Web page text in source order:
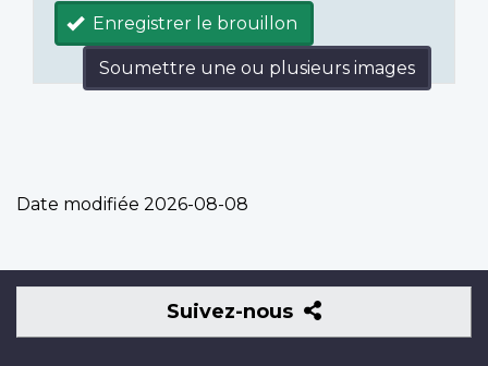
Enregistrer le brouillon
Soumettre une ou plusieurs images
Date modifiée 2026-08-08
Suivez-nous
Suivez-
nous